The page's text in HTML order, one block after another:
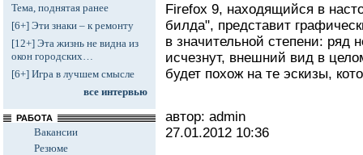
Тема, поднятая ранее
[6+] Эти знаки – к ремонту
[12+] Эта жизнь не видна из
окон городских…
[6+] Игра в лучшем смысле
все интервью
РАБОТА
Вакансии
Резюме
Firefox 9, находящийся в
билда", представит
в значительной степени: ряд
исчезнут, внешний вид в
будет похож на те эскизы,
автор: admin
27.01.2012 10:36